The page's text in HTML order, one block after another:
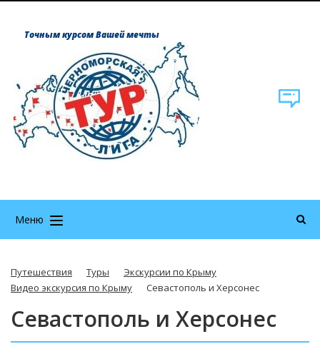
Точным курсом Вашей мечты
Меню
Путешествия Туры
Экскурсии по Крыму
Видео экскурсия по Крыму
Севастополь и Херсонес
Севастополь и Херсонес